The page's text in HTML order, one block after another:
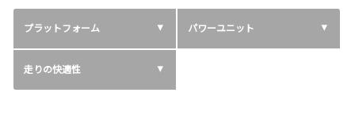
プラットフォーム パワーユニット
走りの快適性